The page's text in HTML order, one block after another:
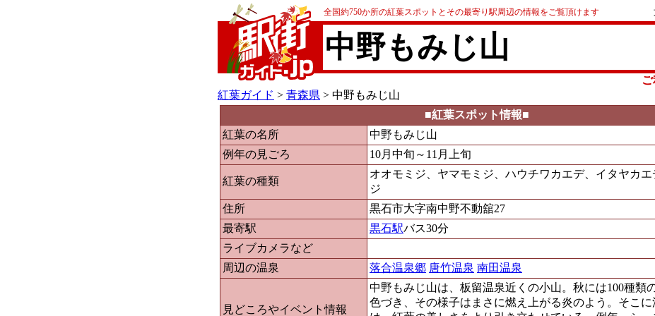
全国約750か所の紅葉スポットとその最寄り駅周辺の情報をご覧頂けます
中野もみじ山
紅葉ガイド > 青森県 > 中野もみじ山
■紅葉スポット情報■
紅葉の名所
中野もみじ山
例年の見ごろ
10月中旬～11月上旬
紅葉の種類
オオモミジ、ヤマモミジ、ハウチワカエデ、イタヤカエ
ジ
住所
黒石市大字南中野不動舘27
最寄駅
黒石駅バス30分
ライブカメラなど
周辺の温泉
落合温泉郷 唐竹温泉 南田温泉
見どころやイベント情報
中野もみじ山は、板留温泉近くの小山。秋には100種類
色づき、その様子はまさに燃え上がる炎のよう。そこ